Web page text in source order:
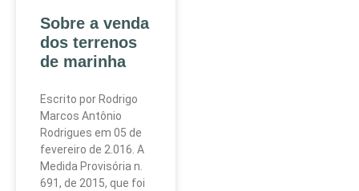
Sobre a venda
dos terrenos
de marinha
Escrito por Rodrigo
Marcos Antônio
Rodrigues em 05 de
fevereiro de 2.016. A
Medida Provisória n.
691, de 2015, que foi